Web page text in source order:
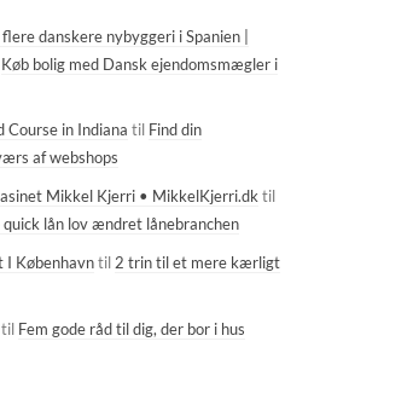
danskere nybyggeri i Spanien |
Køb bolig med Dansk ejendomsmægler i
in Indiana til Find din
af webshops
Mikkel Kjerri • MikkelKjerri.dktil
quick lån lov ændret lånebranchen
I Københavntil2 trin til et mere kærligt
Fem gode råd til dig, der bor i hus